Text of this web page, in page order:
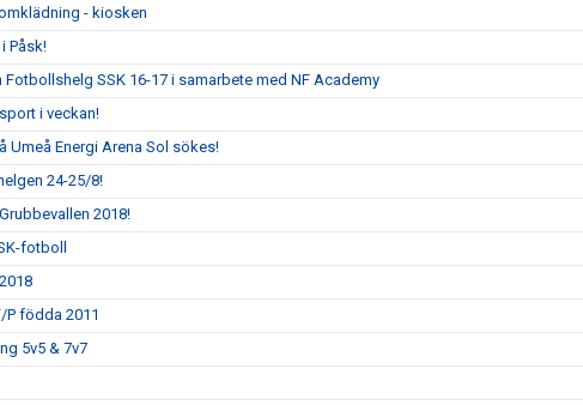
- kiosken
Påsk!
Fotbollshelg SSK 16-17 i samarbete med NF Academy
i veckan!
Umeå Energi Arena Sol sökes!
24-25/8!
2018!
fotboll
födda 2011
5v5 & 7v7